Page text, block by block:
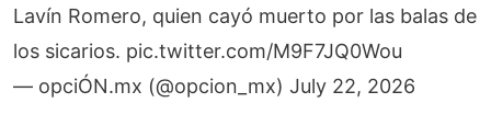
Lavín Romero, quien cayó muerto por las balas de
los sicarios. pic.twitter.com/M9F7JQ0Wou
— opciÓN.mx (@opcion_mx) July 22, 2026